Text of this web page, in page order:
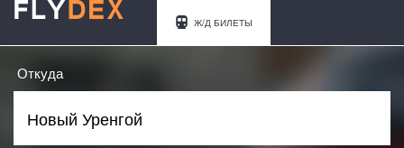
Ж/Д БИЛЕТЫ
Откуда